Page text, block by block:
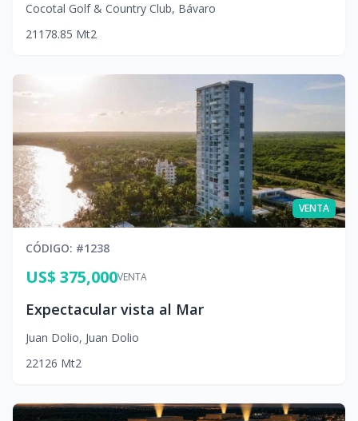
Cocotal Golf & Country Club, Bávaro
21 1 78.85 Mt2
VENTA
CÓDIGO: #1238
VENTA
US$ 375,000
Expectacular vista al Mar
Juan Dolio, Juan Dolio
22126 Mt2